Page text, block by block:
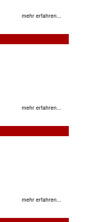
mehr erfahren...
mehr erfahren...
mehr erfahren...